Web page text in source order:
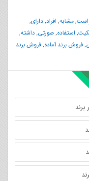
,مشابه, افراد,دارای,
, استفاده, صورتی,داشته,
,فروش برند آماده,فروش برند